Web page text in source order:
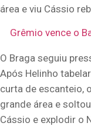
área e viu Cássio
Grêmio vence o
O Braga seguiu
Após Helinho
curta de escanteio,
grande área e
Cássio e explodir o